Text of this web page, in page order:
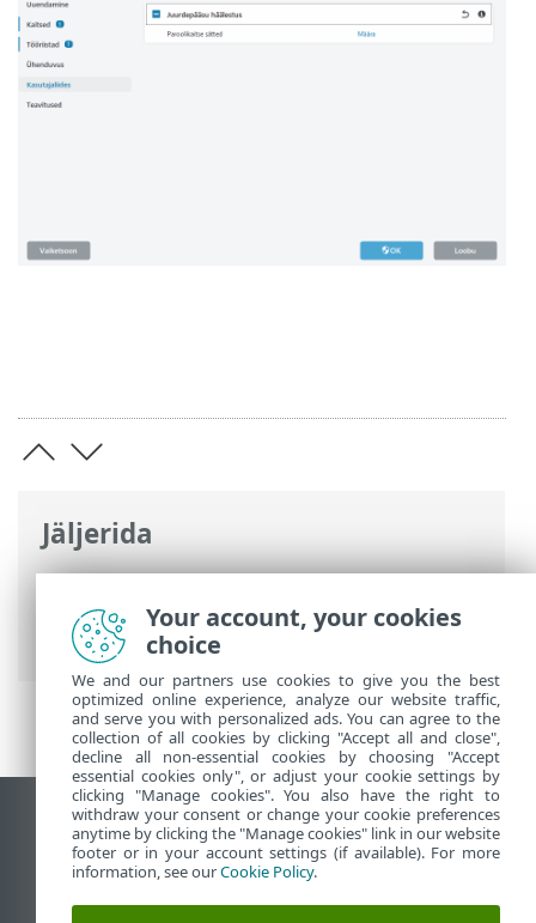
Jäljerida
ESET-i veebispikker>ESET Endpoint
Antivirus
>Täpsem häälestus>
Kasutajaliides> Juurdepääsu häälestus
Vaata tavaarvutile mõeldud veebilehte
End of Life
ESET-i teabebaas
Your account, your cookies
choice
We and our partners use cookies to give you the best
optimized online experience, analyze our website traffic,
and serve you with personalized ads. You can agree to the
collection of all cookies by clicking "Accept all and close",
decline all non-essential cookies by choosing "Accept
essential cookies only", or adjust your cookie settings by
clicking "Manage cookies". You also have the right to
withdraw your consent or change your cookie preferences
anytime by clicking the "Manage cookies" link in our website
footer or in your account settings (if available). For more
information, see ourCookie Policy.